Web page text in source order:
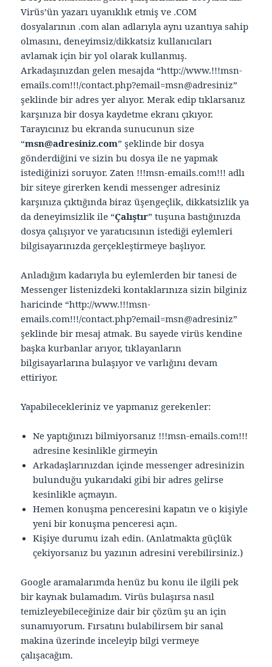
Virüs’ün yazarı uyanıklık etmiş ve .COM
dosyalarının .com alan adlarıyla aynı uzantıya sahip
olmasını, deneyimsiz/dikkatsiz kullanıcıları
avlamak için bir yol olarak kullanmış.
Arkadaşınızdan gelen mesajda “http://www.!!!msn-
emails.com!!!/contact.php?email=msn@adresiniz”
şeklinde bir adres yer alıyor. Merak edip tıklarsanız
karşınıza bir dosya kaydetme ekranı çıkıyor.
Tarayıcınız bu ekranda sunucunun size
“msn@adresiniz.com” şeklinde bir dosya
gönderdiğini ve sizin bu dosya ile ne yapmak
istediğinizi soruyor. Zaten !!!msn-emails.com!!! adlı
bir siteye girerken kendi messenger adresiniz
karşınıza çıktığında biraz üşengeçlik, dikkatsizlik ya
da deneyimsizlik ile “Çalıştır” tuşuna bastığınızda
dosya çalışıyor ve yaratıcısının istediği eylemleri
bilgisayarınızda gerçekleştirmeye başlıyor.
Anladığım kadarıyla bu eylemlerden bir tanesi de
Messenger listenizdeki kontaklarınıza sizin bilginiz
haricinde “http://www.!!!msn-
emails.com!!!/contact.php?email=msn@adresiniz”
şeklinde bir mesaj atmak. Bu sayede virüs kendine
başka kurbanlar arıyor, tıklayanların
bilgisayarlarına bulaşıyor ve varlığını devam
ettiriyor.
Yapabilecekleriniz ve yapmanız gerekenler:
Ne yaptığınızı bilmiyorsanız !!!msn-emails.com!!!
adresine kesinlikle girmeyin
Arkadaşlarınızdan içinde messenger adresinizin
bulunduğu yukarıdaki gibi bir adres gelirse
kesinlikle açmayın.
Hemen konuşma penceresini kapatın ve o kişiyle
yeni bir konuşma penceresi açın.
Kişiye durumu izah edin. (Anlatmakta güçlük
çekiyorsanız bu yazının adresini verebilirsiniz.)
Google aramalarımda henüz bu konu ile ilgili pek
bir kaynak bulamadım. Virüs bulaşırsa nasıl
temizleyebileceğinize dair bir çözüm şu an için
sunamıyorum. Fırsatını bulabilirsem bir sanal
makina üzerinde inceleyip bilgi vermeye
çalışacağım.